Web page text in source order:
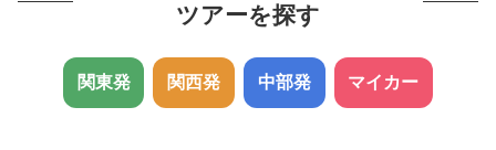
ツアーを探す
関東発 関西発 中部発 マイカー